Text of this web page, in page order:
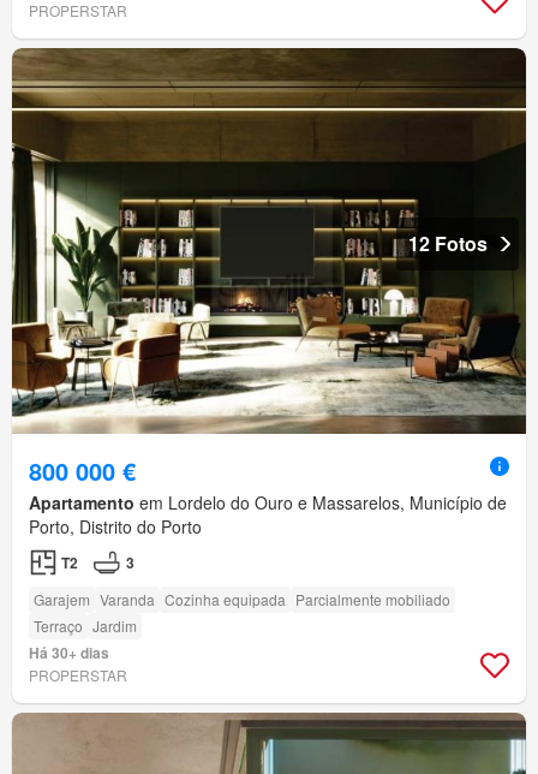
PROPERSTAR
12 Fotos
800 000 €
Apartamento em Lordelo do Ouro e Massarelos, Município de
Porto, Distrito do Porto
T2 3
Garajem Varanda Cozinha equipada Parcialmente mobiliado
Terraço Jardim
Há 30+ dias
PROPERSTAR